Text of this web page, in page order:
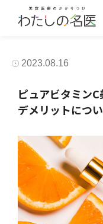
2023.08.16
ピュアビタミンC
デメリットにつ